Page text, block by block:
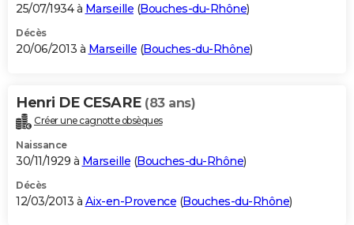
25/07/1934 à Marseille (Bouches-du-Rhône)
Décès
20/06/2013 à Marseille (Bouches-du-Rhône)
Henri DE CESARE (83 ans)
Créer une cagnotte obsèques
Naissance
30/11/1929 à Marseille (Bouches-du-Rhône)
Décès
12/03/2013 à Aix-en-Provence (Bouches-du-Rhône)